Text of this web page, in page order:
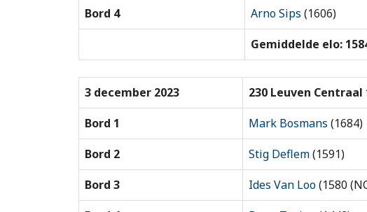
Bord 4
Arno Sips (1606)
Gemiddelde elo:
3 december 2023 230 Leuven Centraal
Bord 1
Mark Bosmans (1684)
Bord 2
Stig Deflem(1591)
Bord 3
Ides Van Loo(1580